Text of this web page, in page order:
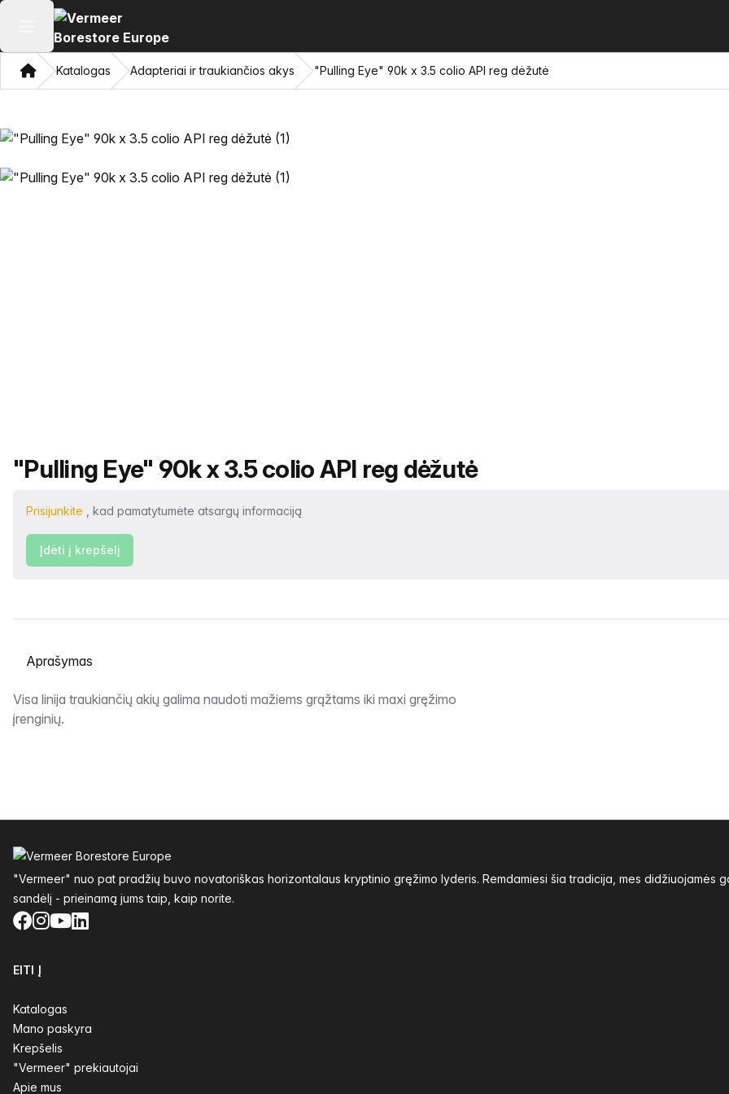
Atidaryti pagrindinį meniu
NamonKatalogas Adapteriai ir traukiančios akys "Pulling Eye" 90k x 3.5 colio API reg dėžutė
Produkto pavadinimas
"Pulling Eye" 90k x 3.5 colio API reg dėžutė
Prisijunkite , kad pamatytumėte atsargų informaciją
Įdėti į krepšelį
Pasirinkite skirtuką
Aprašymas
Visa linija traukiančių akių galima naudoti mažiems grąžtams iki maxi gręžimo
įrenginių.
"Vermeer" nuo pat pradžių buvo novatoriškas horizontalaus kryptinio gręžimo lyderis. Remdamiesi šia tradicija, mes didžiuojamės
sandėlį - prieinamą jums taip, kaip norite.
Facebook
Instagram
YouTube
LinkedIn
EITI Į
Katalogas
Mano paskyra
Krepšelis
"Vermeer" prekiautojai
Apie mus